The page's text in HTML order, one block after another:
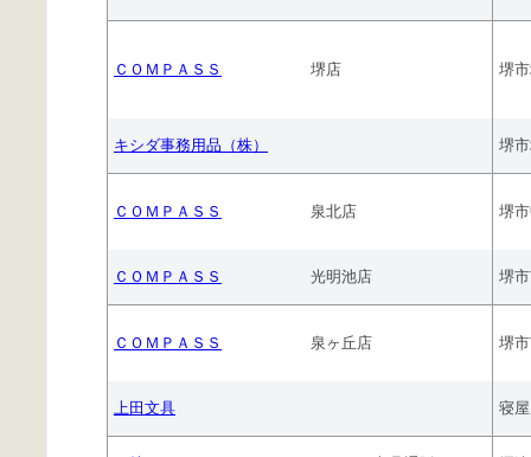
ＣＯＭＰＡＳＳ 堺店 堺
キシダ事務用品（株） 堺
ＣＯＭＰＡＳＳ 泉北店 堺
ＣＯＭＰＡＳＳ 光明池店 堺
ＣＯＭＰＡＳＳ 泉ヶ丘店 堺
上田文具 寝